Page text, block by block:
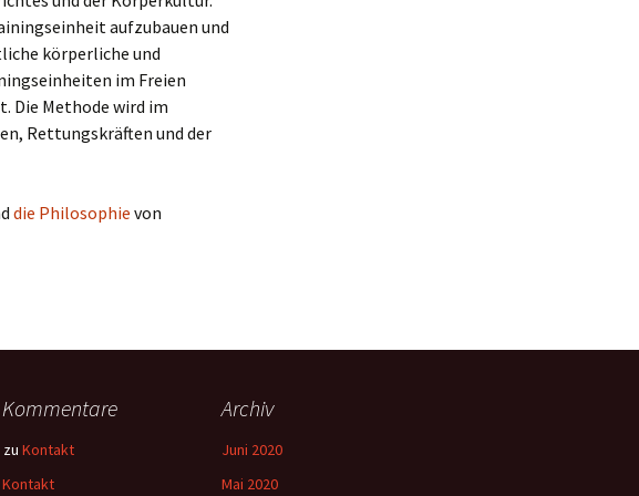
aufzubauen und
körperliche und
im Freien
Die Methode wird im
Rettungskräften und der
die Philosophie von
zu Kontakt
Kontakt
Archiv
Juni 2020
Mai 2020